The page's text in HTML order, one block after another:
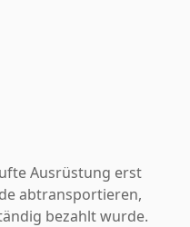
Ausrüstung erst
abtransportieren,
bezahlt wurde.